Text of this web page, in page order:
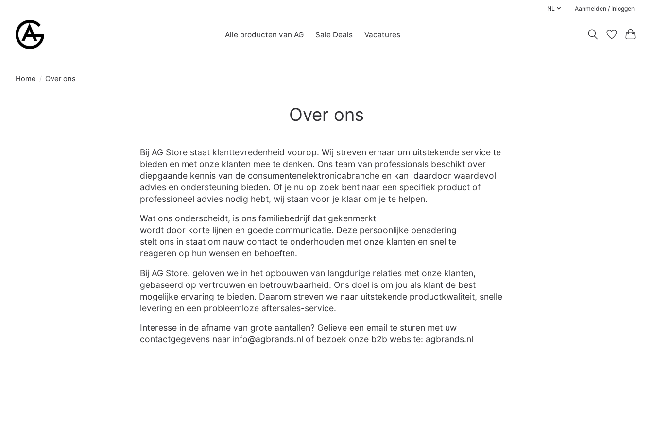
NL Aanmelden / Inloggen
Alle producten van AG Sale Deals Vacatures
Home / Over ons
Over ons
Bij AG Store staat klanttevredenheid voorop. Wij streven ernaar om uitstekende service te
bieden en met onze klanten mee te denken. Ons team van professionals beschikt over
diepgaande kennis van de consumentenelektronicabranche en kan daardoor waardevol
advies en ondersteuning bieden. Of je nu op zoek bent naar een specifiek product of
professioneel advies nodig hebt, wij staan voor je klaar om je te helpen.
Wat ons onderscheidt, is ons familiebedrijf dat gekenmerkt
wordt door korte lijnen en goede communicatie. Deze persoonlijke benadering
stelt ons in staat om nauw contact te onderhouden met onze klanten en snel te
reageren op hun wensen en behoeften.
Bij AG Store. geloven we in het opbouwen van langdurige relaties met onze klanten,
gebaseerd op vertrouwen en betrouwbaarheid. Ons doel is om jou als klant de best
mogelijke ervaring te bieden. Daarom streven we naar uitstekende productkwaliteit, snelle
levering en een probleemloze aftersales-service.
Interesse in de afname van grote aantallen? Gelieve een email te sturen met uw
contactgegevens naar info@agbrands.nl of bezoek onze b2b website: agbrands.nl